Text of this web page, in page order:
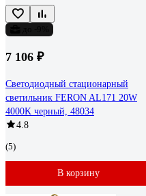
7 106 ₽
Светодиодный стационарный
светильник FERON AL171 20W
4000K черный, 48034
4.8
(5)
В корзину